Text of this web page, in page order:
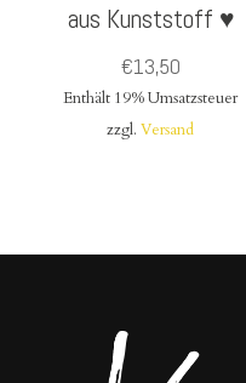
aus Kunststoff ♥
€13,50
Enthält 19% Umsatzsteuer
zzgl.Versand